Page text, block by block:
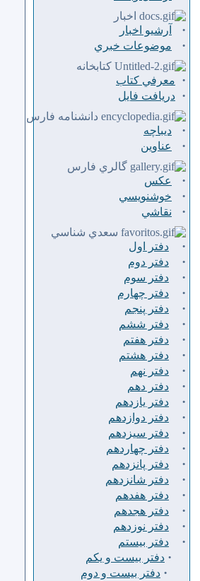
اخبار
· آرشیو اخبار
·
موضوعات خبري
كتابخانه
· معرفي كتاب
· دريافت فايل
دانشنامه فارس
· ديباچه
·
عناوين
گالري فارس
· عكس
· خوشنويسي
·
نقاشي
سعدي شناسي
· دفتر اول
· دفتر دوم
· دفتر سوم
· دفتر چهارم
· دفتر پنجم
· دفتر ششم
· دفتر هفتم
· دفتر هشتم
· دفتر نهم
· دفتر دهم
· دفتر يازدهم
· دفتر دوازدهم
· دفتر سيزدهم
· دفتر چهاردهم
· دفتر پانزدهم
· دفتر شانزدهم
· دفتر هفدهم
· دفتر هجدهم
· دفتر نوزدهم
· دفتر بیستم
· دفتر بیست و یکم
· دفتر بیست و دوم